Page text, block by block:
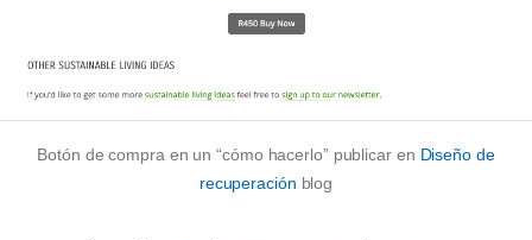
Botón de compra en un“cómo hacerlo” publicar en Diseño de
recuperación blog